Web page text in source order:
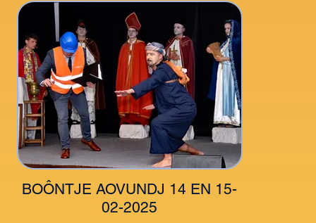
BOÔNTJE AOVUNDJ 14 EN 15-
02-2025